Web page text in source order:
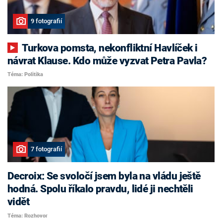
9 fotografií
Turkova pomsta, nekonfliktní Havlíček i
návrat Klause. Kdo může vyzvat Petra Pavla?
Téma: Politika
7 fotografií
Decroix: Se svoločí jsem byla na vládu ještě
hodná. Spolu říkalo pravdu, lidé ji nechtěli
vidět
Téma: Rozhovor